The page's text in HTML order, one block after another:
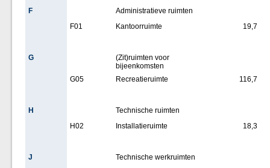
F
Administratieve ruimten
F01
Kantoorruimte 19,7
G
(Zit)ruimten voor
bijeenkomsten
G05
Recreatieruimte 116,7
H
Technische ruimten
H02
Installatieruimte 18,3
J
Technische werkruimten